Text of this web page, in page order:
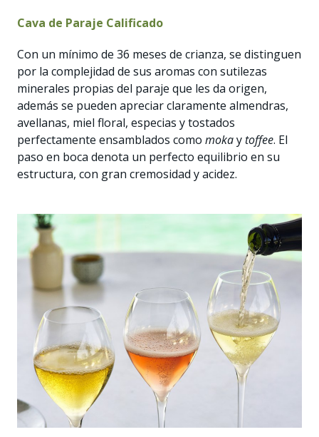
Cava de Paraje Calificado
Con un mínimo de 36 meses de crianza, se distinguen
por la complejidad de sus aromas con sutilezas
minerales propias del paraje que les da origen,
además se pueden apreciar claramente almendras,
avellanas, miel floral, especias y tostados
perfectamente ensamblados como mokaytoffee. El
paso en boca denota un perfecto equilibrio en su
estructura, con gran cremosidad y acidez.